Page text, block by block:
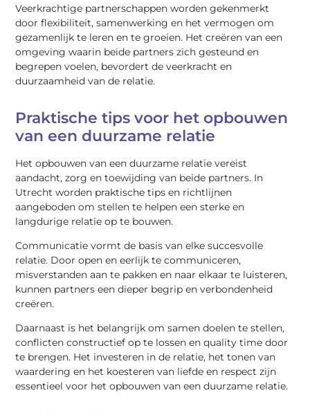
Veerkrachtige partnerschappen worden gekenmerkt
door flexibiliteit, samenwerking en het vermogen om
gezamenlijk te leren en te groeien. Het creëren van een
omgeving waarin beide partners zich gesteund en
begrepen voelen, bevordert de veerkracht en
duurzaamheid van de relatie.
Praktische tips voor het opbouwen
van een duurzame relatie
Het opbouwen van een duurzame relatie vereist
aandacht, zorg en toewijding van beide partners. In
Utrecht worden praktische tips en richtlijnen
aangeboden om stellen te helpen een sterke en
langdurige relatie op te bouwen.
Communicatie vormt de basis van elke succesvolle
relatie. Door open en eerlijk te communiceren,
misverstanden aan te pakken en naar elkaar te luisteren,
kunnen partners een dieper begrip en verbondenheid
creëren.
Daarnaast is het belangrijk om samen doelen te stellen,
conflicten constructief op te lossen en quality time door
te brengen. Het investeren in de relatie, het tonen van
waardering en het koesteren van liefde en respect zijn
essentieel voor het opbouwen van een duurzame relatie.